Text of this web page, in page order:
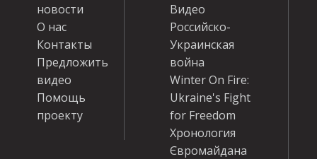
новости
О нас
Контакты
Предложить
видео
Помощь
проекту
Видео
Российско-
Украинская
война
Winter On Fire:
Ukraine's Fight
for Freedom
Хронология
Євромайдана